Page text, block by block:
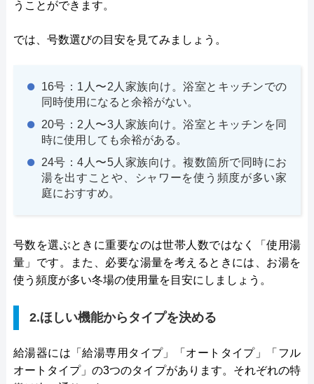
うことができます。
では、号数選びの目安を見てみましょう。
16号：1人〜2人家族向け。浴室とキッチンでの
同時使用になると余裕がない。
20号：2人〜3人家族向け。浴室とキッチンを同
時に使用しても余裕がある。
24号：4人〜5人家族向け。複数箇所で同時にお
湯を出すことや、シャワーを使う頻度が多い家
庭におすすめ。
号数を選ぶときに重要なのは世帯人数ではなく「使用湯
量」です。また、必要な湯量を考えるときには、お湯を
使う頻度が多い冬場の使用量を目安にしましょう。
2.ほしい機能からタイプを決める
給湯器には「給湯専用タイプ」「オートタイプ」「フル
オートタイプ」の3つのタイプがあります。それぞれの特